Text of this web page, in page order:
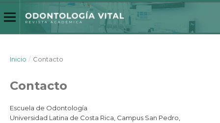
Inicio / Contacto
Contacto
Escuela de Odontología
Universidad Latina de Costa Rica, Campus San Pedro,